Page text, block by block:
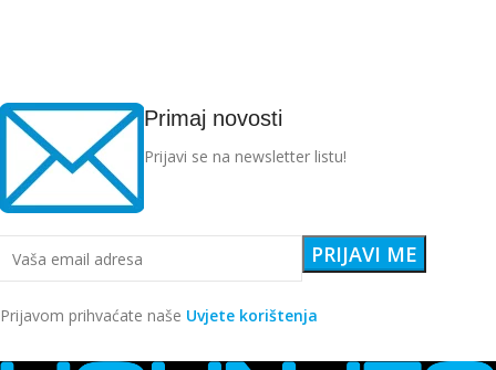
Primaj novosti
Prijavi se na newsletter listu!
Prijavom prihvaćate naše Uvjete korištenja